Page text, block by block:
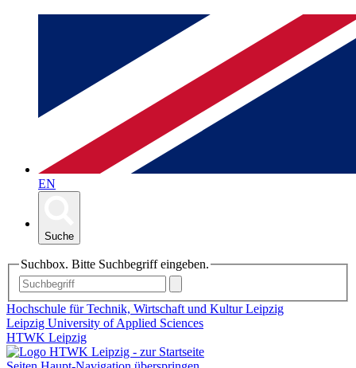
EN
Suche
Suchbox. Bitte Suchbegriff eingeben.
Hochschule für Technik, Wirtschaft und Kultur Leipzig
Leipzig University of Applied Sciences
HTWK Leipzig